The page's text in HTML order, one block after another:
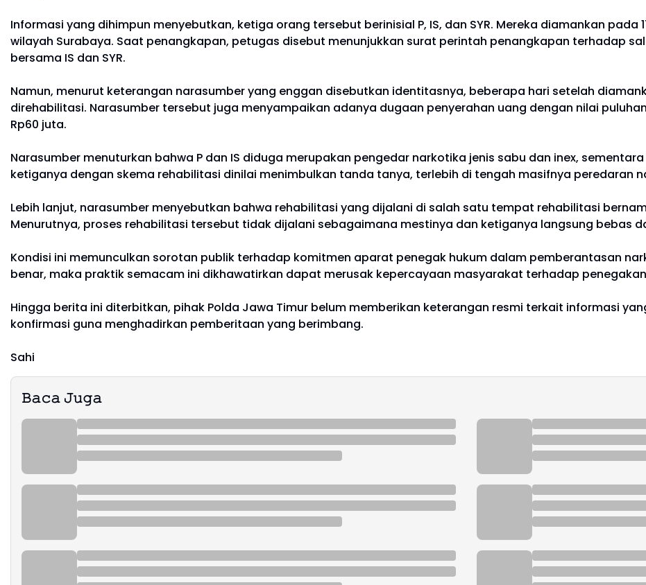
Informasi yang dihimpun menyebutkan, ketiga orang tersebut berinisial P, IS, dan SYR. Mereka diamankan pada
wilayah Surabaya. Saat penangkapan, petugas disebut menunjukkan surat perintah penangkapan terhadap
bersama IS dan SYR.
Namun, menurut keterangan narasumber yang enggan disebutkan identitasnya, beberapa hari setelah
direhabilitasi. Narasumber tersebut juga menyampaikan adanya dugaan penyerahan uang dengan nilai
Rp60 juta.
Narasumber menuturkan bahwa P dan IS diduga merupakan pengedar narkotika jenis sabu dan inex,
ketiganya dengan skema rehabilitasi dinilai menimbulkan tanda tanya, terlebih di tengah masifnya peredaran
Lebih lanjut, narasumber menyebutkan bahwa rehabilitasi yang dijalani di salah satu tempat rehabilitasi
Menurutnya, proses rehabilitasi tersebut tidak dijalani sebagaimana mestinya dan ketiganya langsung bebas
Kondisi ini memunculkan sorotan publik terhadap komitmen aparat penegak hukum dalam pemberantasan
benar, maka praktik semacam ini dikhawatirkan dapat merusak kepercayaan masyarakat terhadap
Hingga berita ini diterbitkan, pihak Polda Jawa Timur belum memberikan keterangan resmi terkait informasi
konfirmasi guna menghadirkan pemberitaan yang berimbang.
Sahi
𝙱𝚊𝚌𝚊 𝙹𝚞𝚐𝚊